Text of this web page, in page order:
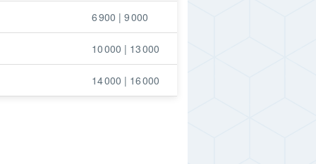
6 900 | 9 000
10 000 | 13 000
14 000 | 16 000